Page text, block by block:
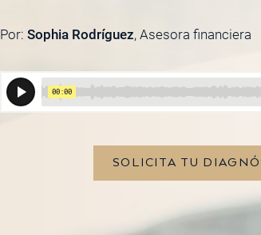
Por: Sophia Rodríguez, Asesora financiera
SOLICITA TU